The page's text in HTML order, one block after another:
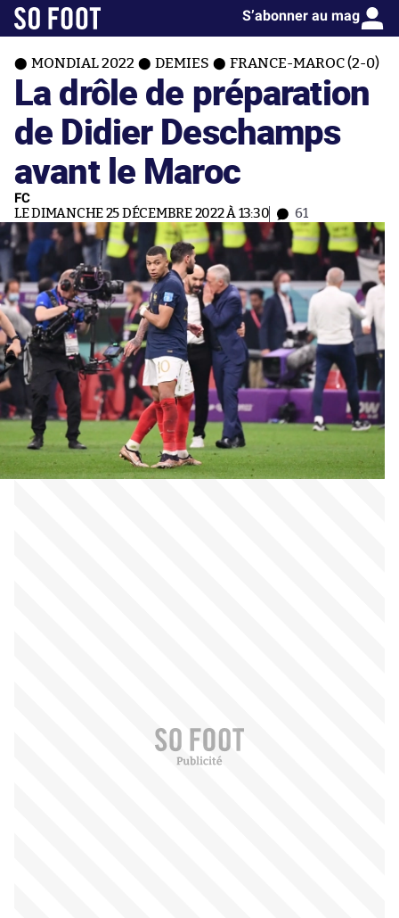
S’abonner au mag
MONDIAL 2022 DEMIES FRANCE-MAROC (2-0)
La drôle de préparation
de Didier Deschamps
avant le Maroc
FC
LE DIMANCHE 25 DÉCEMBRE 2022 À 13:30 61